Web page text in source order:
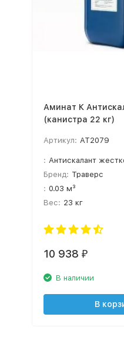
Аминат К
(канистра 22 кг)
Артикул: AT2079
: Антискалант
Бренд: Траверс
: 0.03 м³
Вес: 23 кг
10 938 ₽
В наличии
В